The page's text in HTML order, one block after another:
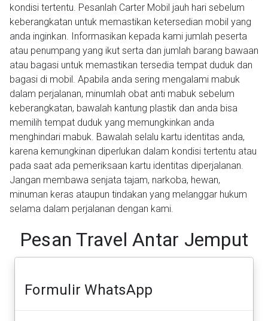
kondisi tertentu. Pesanlah Carter Mobil jauh hari sebelum
keberangkatan untuk memastikan ketersedian mobil yang
anda inginkan. Informasikan kepada kami jumlah peserta
atau penumpang yang ikut serta dan jumlah barang bawaan
atau bagasi untuk memastikan tersedia tempat duduk dan
bagasi di mobil. Apabila anda sering mengalami mabuk
dalam perjalanan, minumlah obat anti mabuk sebelum
keberangkatan, bawalah kantung plastik dan anda bisa
memilih tempat duduk yang memungkinkan anda
menghindari mabuk. Bawalah selalu kartu identitas anda,
karena kemungkinan diperlukan dalam kondisi tertentu atau
pada saat ada pemeriksaan kartu identitas diperjalanan.
Jangan membawa senjata tajam, narkoba, hewan,
minuman keras ataupun tindakan yang melanggar hukum
selama dalam perjalanan dengan kami.
Pesan Travel Antar Jemput
Formulir WhatsApp